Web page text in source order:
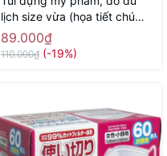
lịch size vừa (họa tiết chú
sóc) - Hàng Nhật nội địa
89.000₫
110.000₫ (-19%)